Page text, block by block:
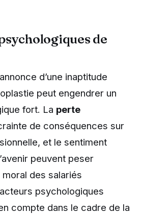
de
d’une inaptitude
peut engendrer un
fort. La perte
de conséquences sur
et le sentiment
peuvent peser
des salariés
psychologiques
compte dans le cadre de la